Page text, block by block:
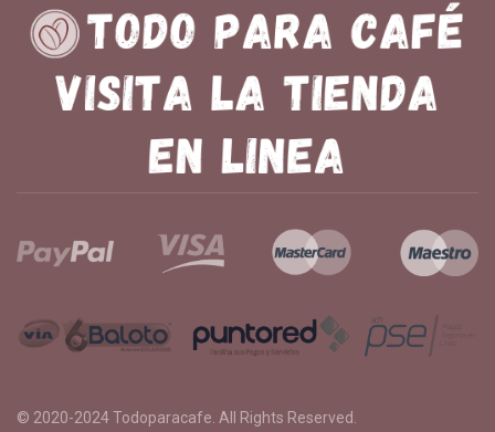
© 2020-2024Todoparacafe . All Rights Reserved.